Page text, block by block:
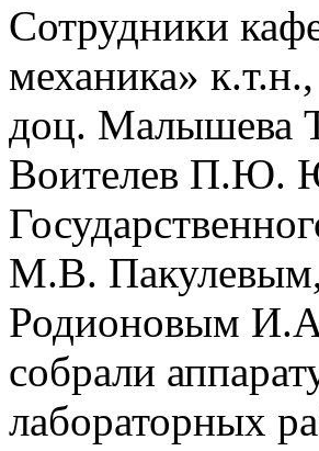
Сотрудники
механика»
доц. Малышева
Воителев П.Ю.
М.В.
Родионовым
собрали
лабораторных